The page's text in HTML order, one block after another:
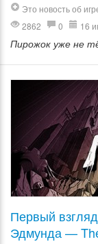
Это новость об
2862
0 16
Пирожок уже не
Первый
Эдмунда —